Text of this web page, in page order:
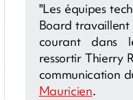
"Les équipes
Board
courant dans
ressortir Thierry
communication
Mauricien.